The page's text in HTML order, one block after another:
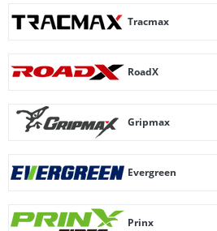
Tracmax
RoadX
Gripmax
Evergreen
Prinx